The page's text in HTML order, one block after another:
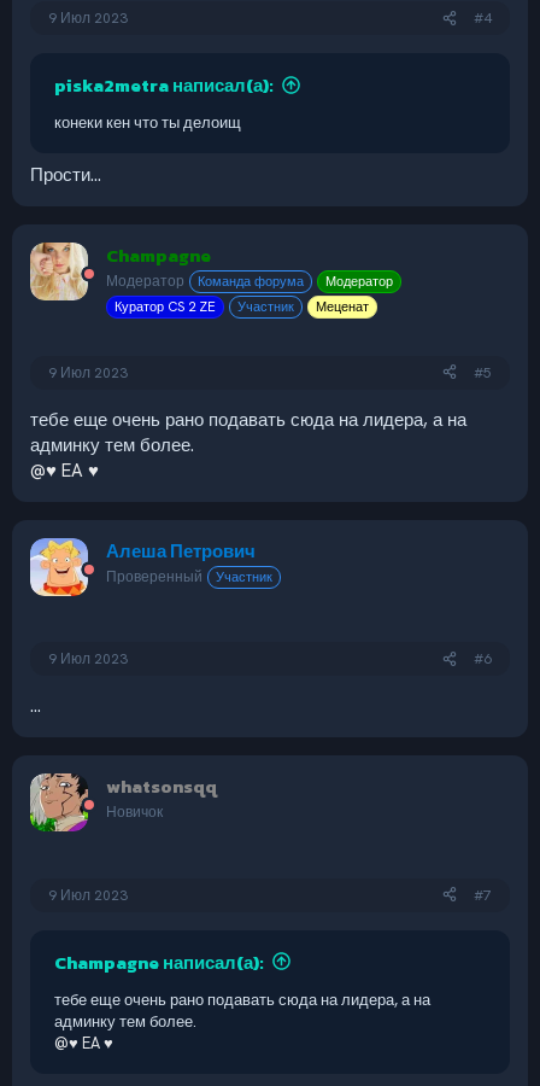
9 Июл 2023 #4
piska2metra написал(а):
конеки кен что ты делоищ
Прости...
Champagne
Модератор Команда форума
Модератор
Куратор CS 2 ZE
Участник Меценат
9 Июл 2023 #5
тебе еще очень рано подавать сюда на лидера, а на
админку тем более.
@♥ EA ♥
Алеша Петрович
Проверенный Участник
9 Июл 2023 #6
...
whatsonsqq
Новичок
9 Июл 2023 #7
Champagne написал(а):
тебе еще очень рано подавать сюда на лидера, а на
админку тем более.
@♥ EA ♥